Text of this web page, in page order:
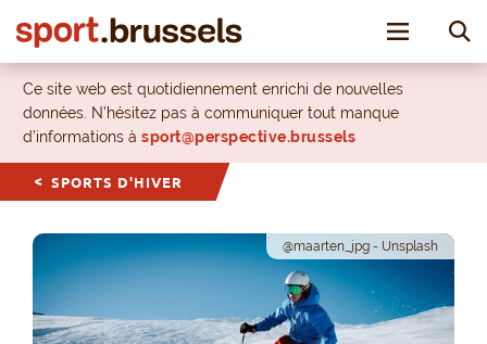
Toggle
Ce site web est quotidiennement enrichi de nouvelles
données. N’hésitez pas à communiquer tout manque
d’informations à sport@perspective.brussels
SPORTS D'HIVER
@maarten_jpg - Unsplash